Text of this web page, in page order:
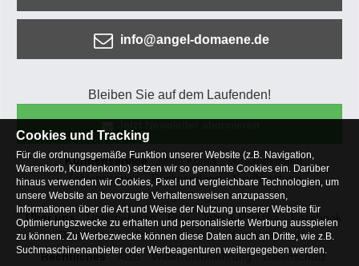
info@angel-domaene.de
Bleiben Sie auf dem Laufenden!
Kundenservice Mein Konto
Versandkosten
Zahlungsarten
Rücksendung
Kaufberatung
Häufige Fragen
Über uns
Unternehmen Blog Jobs & Praktika
Facebook
Osterfeldsee
Archiv Sitemap
Kontaktformular
Rechtliches
AGB Widerrufsbelehrung Datenschutz
Cookies und Tracking
Für die ordnungsgemäße Funktion unserer Website (z.B. Navigation,
Warenkorb, Kundenkonto) setzen wir so genannte Cookies ein. Darüber
hinaus verwenden wir Cookies, Pixel und vergleichbare Technologien, um
unsere Website an bevorzugte Verhaltensweisen anzupassen,
Informationen über die Art und Weise der Nutzung unserer Website für
Optimierungszwecke zu erhalten und personalisierte Werbung ausspielen
zu können. Zu Werbezwecke können diese Daten auch an Dritte, wie z.B.
Suchmaschinenanbieter oder Werbeagenturen weitergegeben werden.